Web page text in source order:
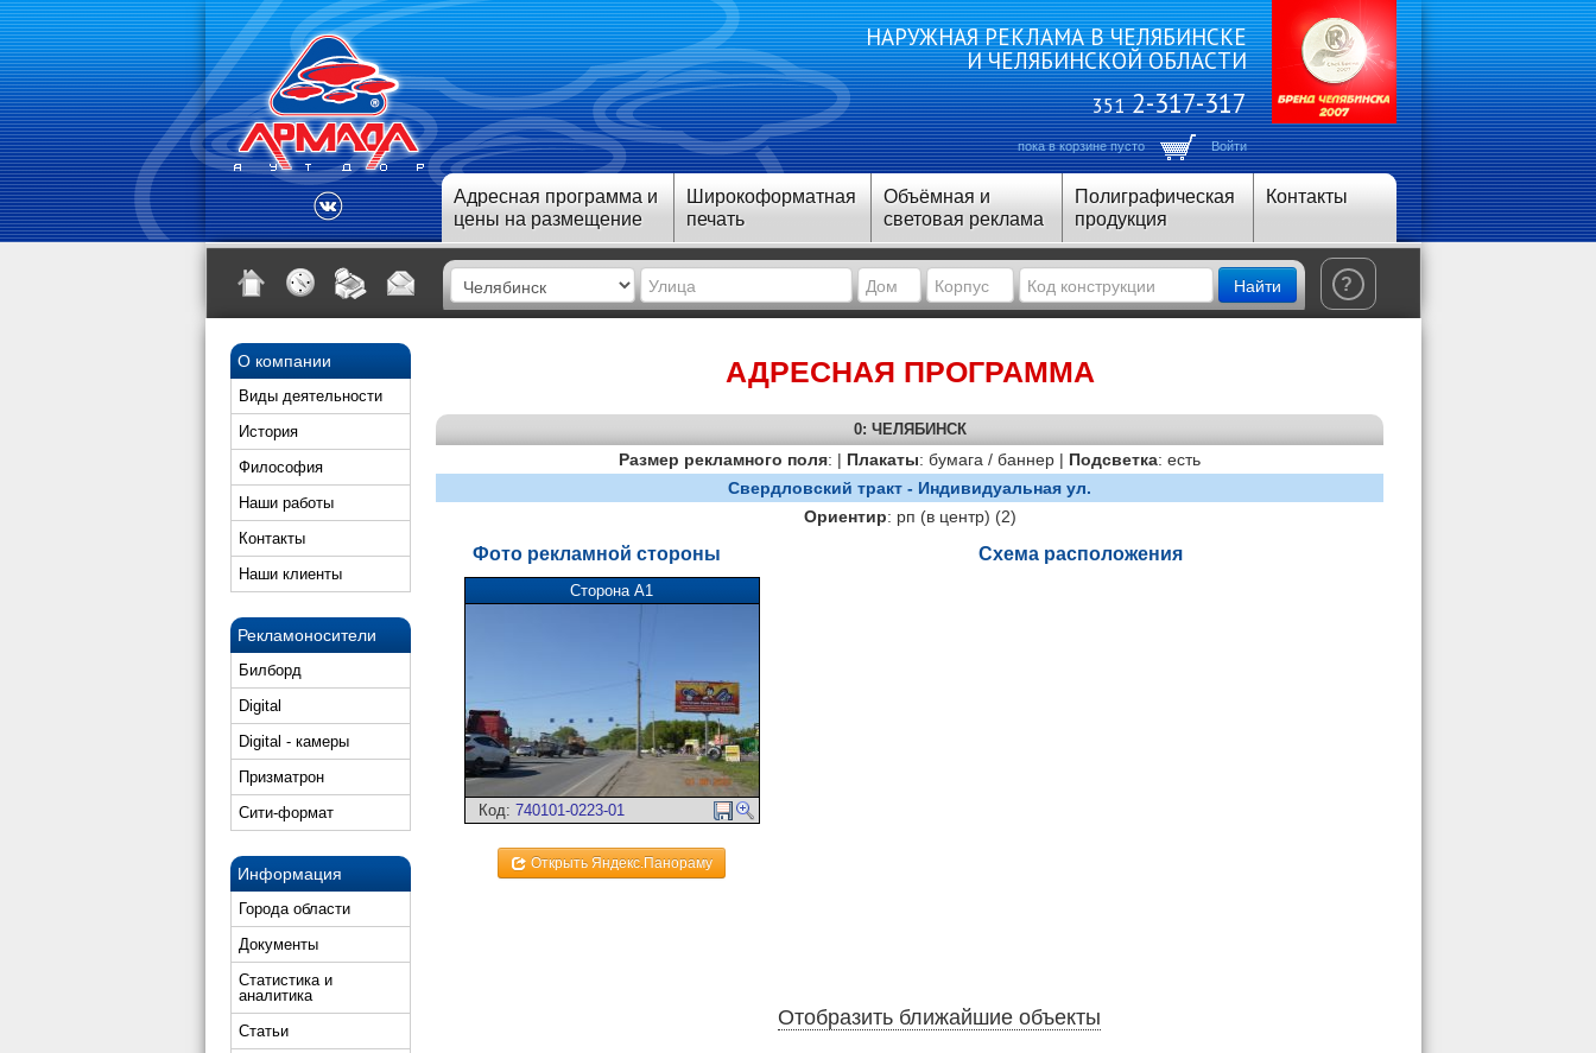
НАРУЖНАЯ РЕКЛАМА В ЧЕЛЯБИНСКЕ
И ЧЕЛЯБИНСКОЙ ОБЛАСТИ
3512-317-317
пока в корзине пусто Войти
Адресная программа и
цены на размещение
Широкоформатная
печать
Объёмная и
световая реклама
Полиграфическая
продукция
Контакты
Найти ?
О компании
Виды деятельности
История
Философия
Наши работы
Контакты
Наши клиенты
Рекламоносители
Билборд
Digital
Digital - камеры
Призматрон
Сити-формат
Информация
Города области
Документы
Статистика и
аналитика
Статьи
АДРЕСНАЯ ПРОГРАММА
0: ЧЕЛЯБИНСК
Размер рекламного поля: | Плакаты: бумага / баннер | Подсветка: есть
Свердловский тракт - Индивидуальная ул.
Ориентир: рп (в центр) (2)
Фото рекламной стороны
Сторона А1
Код:740101-0223-01
Открыть Яндекс.Панораму
Схема расположения
Отобразить ближайшие объекты